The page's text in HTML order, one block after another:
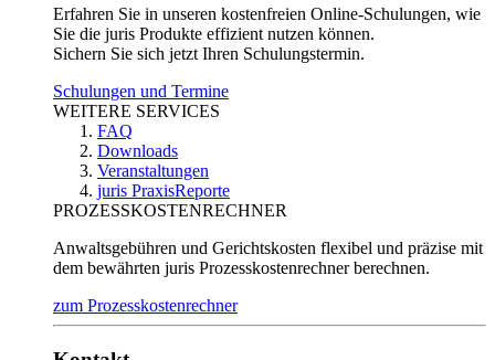
Erfahren Sie in unseren kostenfreien Online-Schulungen, wie
Sie die juris Produkte effizient nutzen können.
Sichern Sie sich jetzt Ihren Schulungstermin.
Schulungen und Termine
WEITERE SERVICES
FAQ
Downloads
Veranstaltungen
juris PraxisReporte
PROZESSKOSTENRECHNER
Anwaltsgebühren und Gerichtskosten flexibel und präzise mit
dem bewährten juris Prozesskostenrechner berechnen.
zum Prozesskostenrechner